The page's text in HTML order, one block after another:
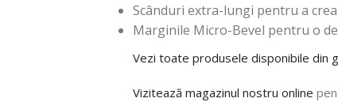
Scânduri extra-lungi pentru a
Marginile Micro-Bevel pentru o
Vezi toate produsele disponibile din
Vizitează magazinul nostru online